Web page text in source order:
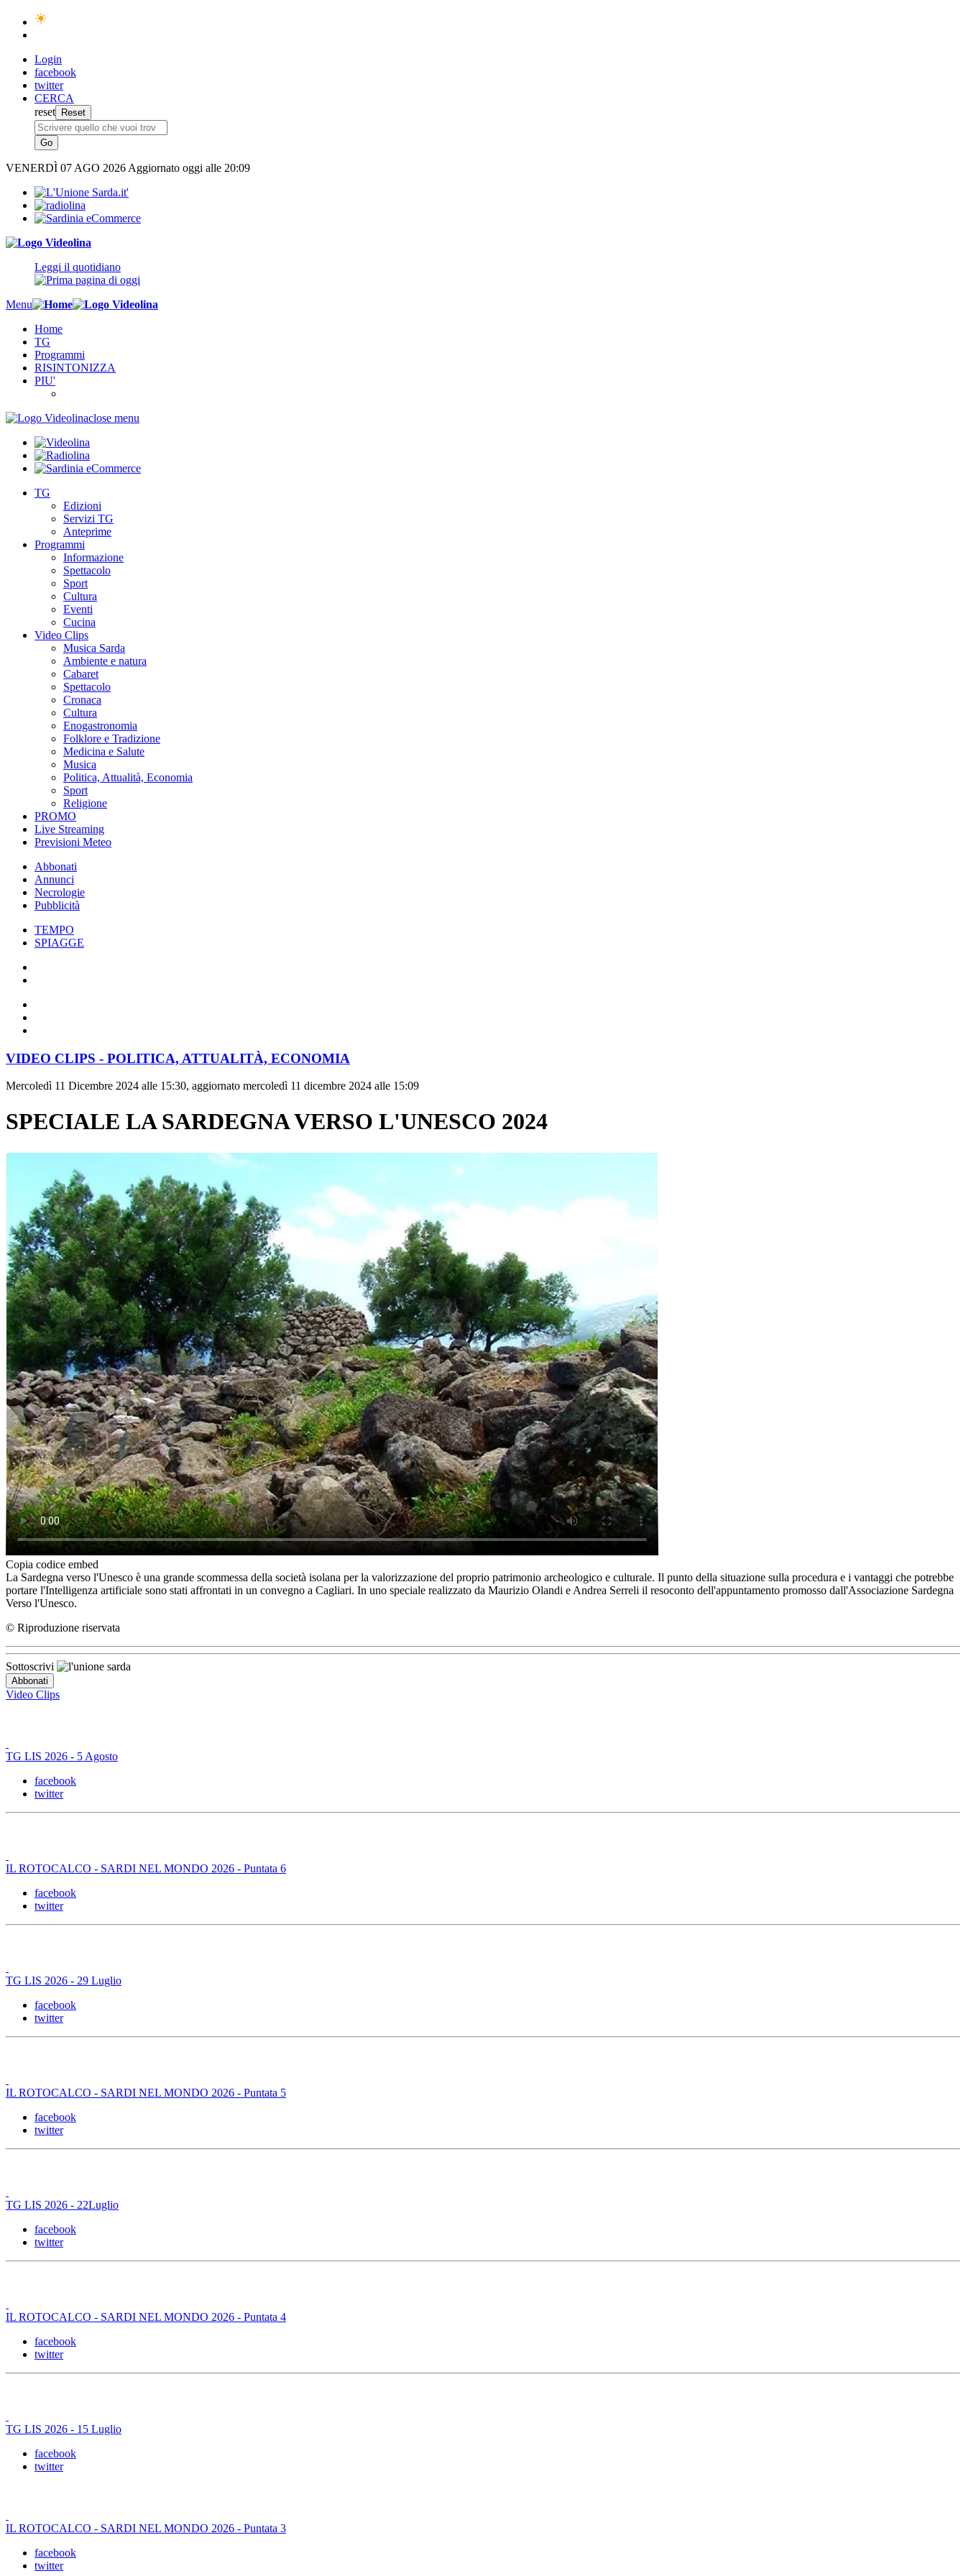
Login
facebook
twitter
CERCA
reset
VENERDÌ 07 AGO 2026 Aggiornato oggi alle 20:09
Leggi il quotidiano
Menu
Home
TG
Programmi
RISINTONIZZA
PIU'
close menu
TG
Edizioni
Servizi TG
Anteprime
Programmi
Informazione
Spettacolo
Sport
Cultura
Eventi
Cucina
Video Clips
Musica Sarda
Ambiente e natura
Cabaret
Spettacolo
Cronaca
Cultura
Enogastronomia
Folklore e Tradizione
Medicina e Salute
Musica
Politica, Attualità, Economia
Sport
Religione
PROMO
Live Streaming
Previsioni Meteo
Abbonati
Annunci
Necrologie
Pubblicità
TEMPO
SPIAGGE
VIDEO CLIPS - POLITICA, ATTUALITÀ, ECONOMIA
Mercoledì 11 Dicembre 2024 alle 15:30, aggiornato mercoledì 11 dicembre 2024 alle 15:09
SPECIALE LA SARDEGNA VERSO L'UNESCO 2024
Copia codice embed
La Sardegna verso l'Unesco è una grande scommessa della società isolana per la valorizzazione del proprio patrimonio archeologico e culturale. Il punto della situazione sulla procedura e i vantaggi che potrebbe
portare l'Intelligenza artificiale sono stati affrontati in un convegno a Cagliari. In uno speciale realizzato da Maurizio Olandi e Andrea Serreli il resoconto dell'appuntamento promosso dall'Associazione Sardegna
Verso l'Unesco.
© Riproduzione riservata
Sottoscrivi
Video Clips
TG LIS 2026 - 5 Agosto
facebook
twitter
IL ROTOCALCO - SARDI NEL MONDO 2026 - Puntata 6
facebook
twitter
TG LIS 2026 - 29 Luglio
facebook
twitter
IL ROTOCALCO - SARDI NEL MONDO 2026 - Puntata 5
facebook
twitter
TG LIS 2026 - 22Luglio
facebook
twitter
IL ROTOCALCO - SARDI NEL MONDO 2026 - Puntata 4
facebook
twitter
TG LIS 2026 - 15 Luglio
facebook
twitter
IL ROTOCALCO - SARDI NEL MONDO 2026 - Puntata 3
facebook
twitter